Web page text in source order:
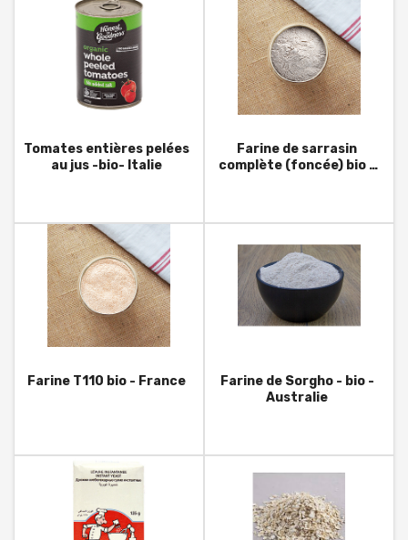
Tomates entières pelées
au jus -bio- Italie
Farine de sarrasin
complète (foncée) bio -
Farine T110 bio - France
Farine de Sorgho - bio -
Australie